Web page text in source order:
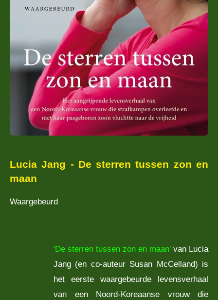
Lucia Jang - De sterren tussen zon en
maan
Waargebeurd
'De sterren tussen zon en maan' van Lucia
Jang (en co-auteur Susan McCelland) is
het eerste waargebeurde levensverhaal
van een Noord-Koreaanse vrouw die